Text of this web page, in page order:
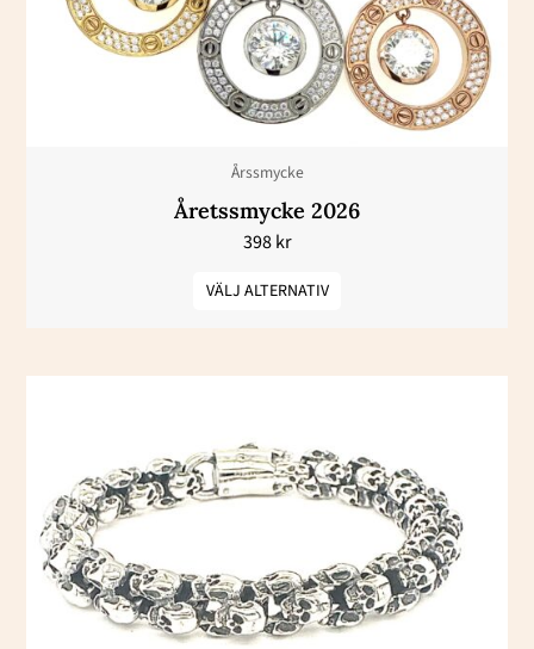
Årssmycke
Åretssmycke 2026
398kr
VÄLJ ALTERNATIV
De
olika
alternativen
kan
på
produktsidan